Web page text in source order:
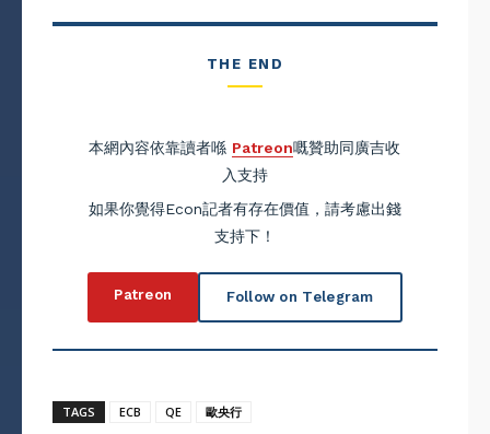
THE END
本網內容依靠讀者喺 Patreon嘅贊助同廣吉收
入支持
如果你覺得Econ記者有存在價值，請考慮出錢
支持下！
Patreon Follow on Telegram
TAGS ECB QE 歐央行